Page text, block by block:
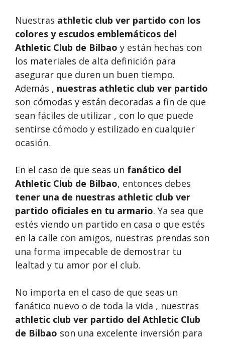
Nuestras athletic club ver partido con los
colores y escudos emblemáticos del
Athletic Club de Bilbao y están hechas con
los materiales de alta definición para
asegurar que duren un buen tiempo.
Además , nuestras athletic club ver partido
son cómodas y están decoradas a fin de que
sean fáciles de utilizar , con lo que puede
sentirse cómodo y estilizado en cualquier
ocasión.
En el caso de que seas un fanático del
Athletic Club de Bilbao, entonces debes
tener una de nuestras athletic club ver
partido oficiales en tu armario. Ya sea que
estés viendo un partido en casa o que estés
en la calle con amigos, nuestras prendas son
una forma impecable de demostrar tu
lealtad y tu amor por el club.
No importa en el caso de que seas un
fanático nuevo o de toda la vida , nuestras
athletic club ver partido del Athletic Club
de Bilbao son una excelente inversión para